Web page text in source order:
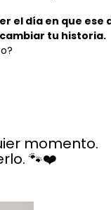
el día en que
tu historia.
momento.
🐾❤️